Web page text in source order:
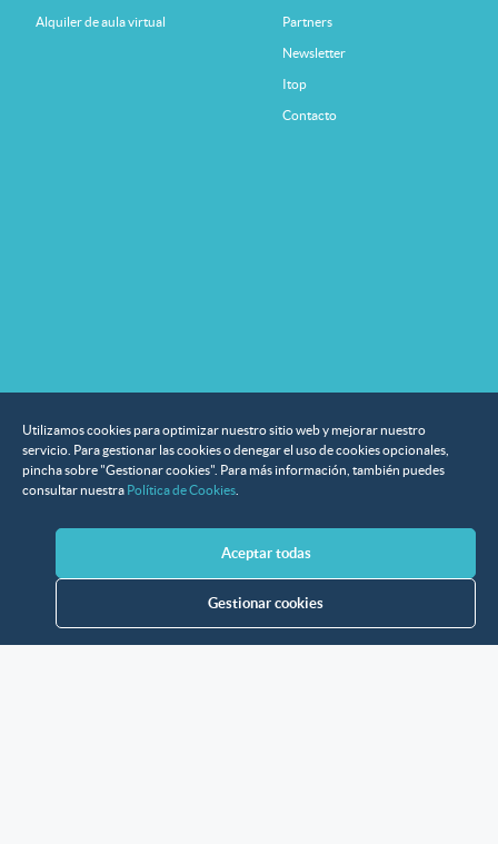
Utilizamos cookies para optimizar nuestro sitio web y mejorar nuestro
servicio. Para gestionar las cookies o denegar el uso de cookies opcionales,
pincha sobre "Gestionar cookies". Para más información, también puedes
consultar nuestra Política de Cookies
Aceptar todas
Gestionar cookies
Alquiler de aula virtual Partners
Newsletter
Itop
Contacto